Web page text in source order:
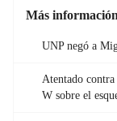
Más información
UNP negó a
Atentado
W sobre el